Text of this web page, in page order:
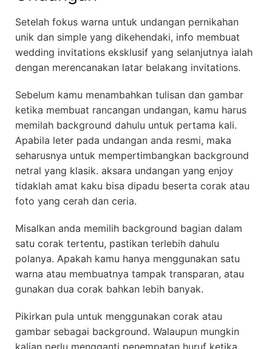
Setelah fokus warna untuk undangan pernikahan
unik dan simple yang dikehendaki, info membuat
wedding invitations eksklusif yang selanjutnya ialah
dengan merencanakan latar belakang invitations.
Sebelum kamu menambahkan tulisan dan gambar
ketika membuat rancangan undangan, kamu harus
memilah background dahulu untuk pertama kali.
Apabila leter pada undangan anda resmi, maka
seharusnya untuk mempertimbangkan background
netral yang klasik. aksara undangan yang enjoy
tidaklah amat kaku bisa dipadu beserta corak atau
foto yang cerah dan ceria.
Misalkan anda memilih background bagian dalam
satu corak tertentu, pastikan terlebih dahulu
polanya. Apakah kamu hanya menggunakan satu
warna atau membuatnya tampak transparan, atau
gunakan dua corak bahkan lebih banyak.
Pikirkan pula untuk menggunakan corak atau
gambar sebagai background. Walaupun mungkin
kalian perlu mengganti penempatan huruf ketika